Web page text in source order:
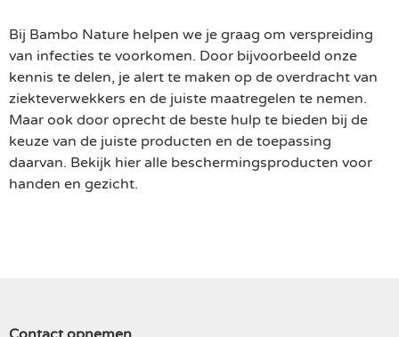
Bij Bambo Nature helpen we je graag om verspreiding
van infecties te voorkomen. Door bijvoorbeeld onze
kennis te delen, je alert te maken op de overdracht van
ziekteverwekkers en de juiste maatregelen te nemen.
Maar ook door oprecht de beste hulp te bieden bij de
keuze van de juiste producten en de toepassing
daarvan. Bekijk hier alle beschermingsproducten voor
handen en gezicht.